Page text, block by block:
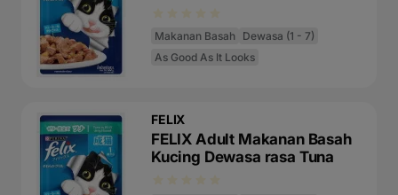
Makanan Basah Dewasa (1 - 7)
As Good As It Looks
FELIX
FELIX Adult Makanan Basah
Kucing Dewasa rasa Tuna